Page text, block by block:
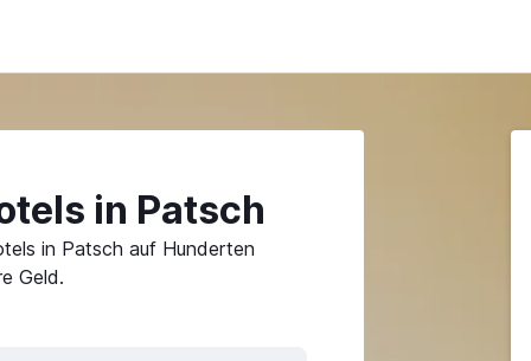
in Patsch
in Patsch auf Hunderten
Geld.